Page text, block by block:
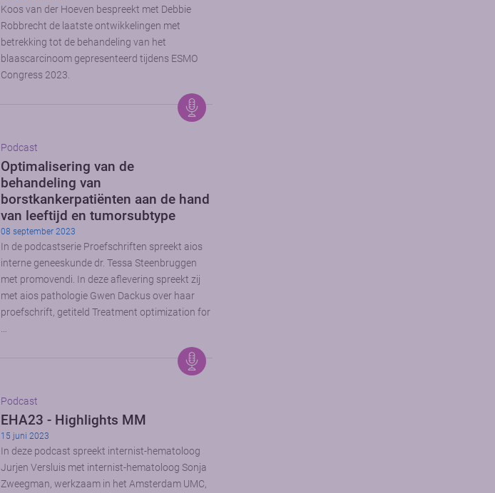
Koos van der Hoeven bespreekt met Debbie
Robbrecht de laatste ontwikkelingen met
betrekking tot de behandeling van het
blaascarcinoom gepresenteerd tijdens ESMO
Congress 2023.
Podcast
Optimalisering van de
behandeling van
borstkankerpatiënten aan de hand
van leeftijd en tumorsubtype
08 september 2023
In de podcastserie Proefschriften spreekt aios
interne geneeskunde dr. Tessa Steenbruggen
met promovendi. In deze aflevering spreekt zij
met aios pathologie Gwen Dackus over haar
proefschrift, getiteld Treatment optimization for
…
Podcast
EHA23 - Highlights MM
15 juni 2023
In deze podcast spreekt internist-hematoloog
Jurjen Versluis met internist-hematoloog Sonja
Zweegman, werkzaam in het Amsterdam UMC,